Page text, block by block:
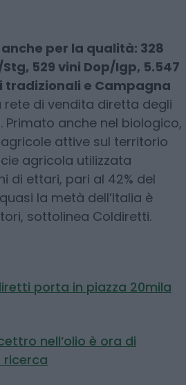
per la qualità: 328
529 vini Dop/Igp, 5.547
e Campagna
rete di vendita diretta degli
Primato anche nel biologico,
attive sul territorio
agricola utilizzata
di ettari, pari al 42% del
la metà dell’Italia è
sottolinea Coldiretti.
porta in piazza 20mila
nell’olio è ora di
ricerca